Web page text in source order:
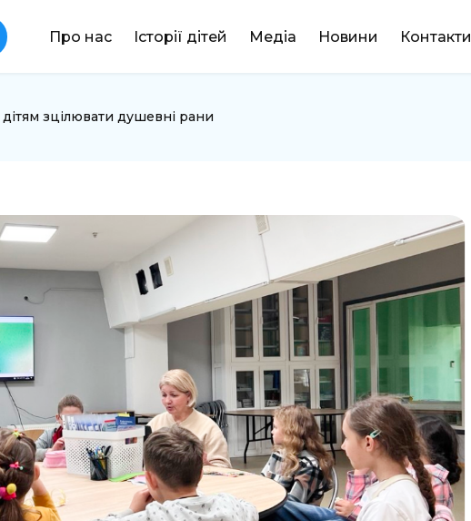
Про нас Історії дітей Медіа Новини Контакти
DONATE
зцілювати душевні рани